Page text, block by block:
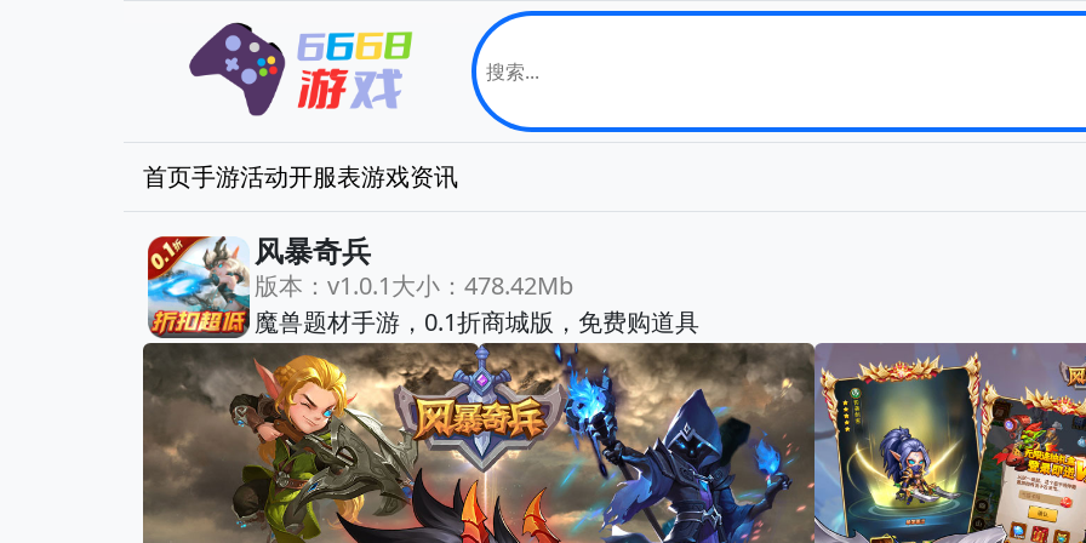
首页手游活动开服表游戏资讯
风暴奇兵
版本：v1.0.1大小：478.42Mb
魔兽题材手游，0.1折商城版，免费购道具